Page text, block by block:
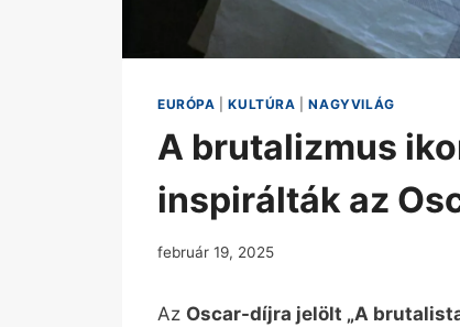
EURÓPA |KULTÚRA |NAGYVILÁG
A brutalizmus
inspirálták az
február 19, 2025
Az Oscar-díjra jelölt „A